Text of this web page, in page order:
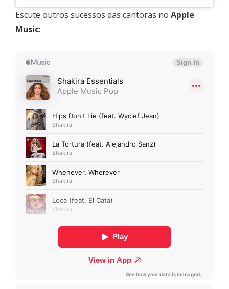
Escute outros sucessos das cantoras no Apple
Music: